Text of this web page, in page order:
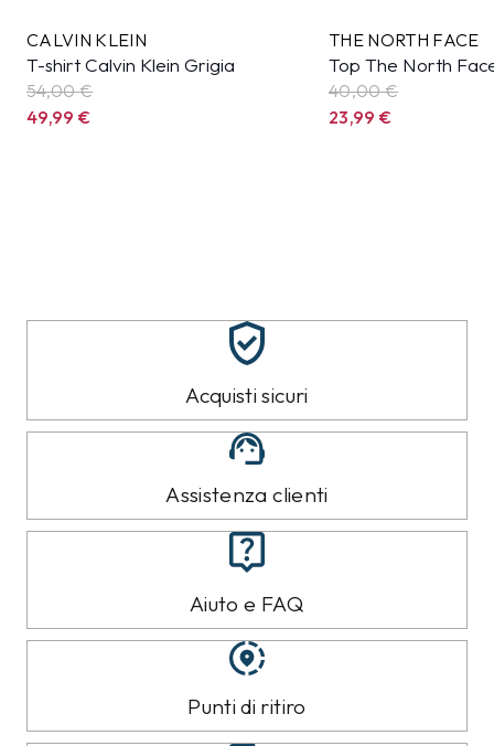
CALVIN KLEIN
T-shirt Calvin Klein Grigia
54,00 €
49,99€
THE NORTH FACE
Top The North
40,00 €
23,99€
Acquisti sicuri
Assistenza clienti
Aiuto e FAQ
Punti di ritiro